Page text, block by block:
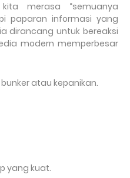
merasa “semuanya
paparan informasi yang
dirancang untuk bereaksi
modern memperbesar
atau kepanikan.
yang kuat.